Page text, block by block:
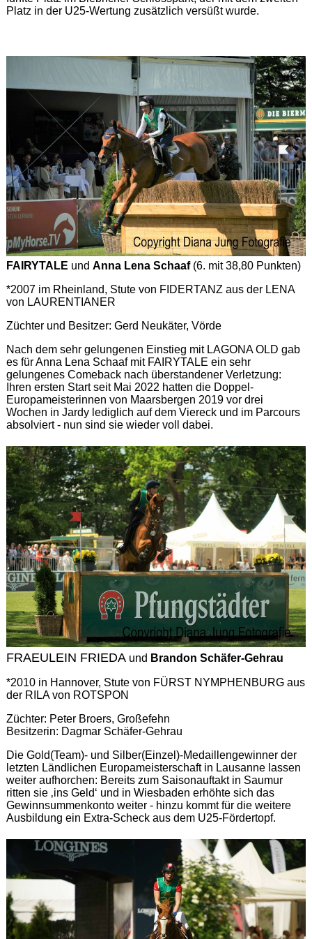
Platz in der U25-Wertung zusätzlich versüßt wurde.
FAIRYTALE und Anna Lena Schaaf(6. mit 38,80 Punkten)
*2007 im Rheinland, Stute von FIDERTANZ aus der LENA
von LAURENTIANER
Züchter und Besitzer: Gerd Neukäter, Vörde
Nach dem sehr gelungenen Einstieg mit LAGONA OLD gab
es für Anna Lena Schaaf mit FAIRYTALE ein sehr
gelungenes Comeback nach überstandener Verletzung:
Ihren ersten Start seit Mai 2022 hatten die Doppel-
Europameisterinnen von Maarsbergen 2019 vor drei
Wochen in Jardy lediglich auf dem Viereck und im Parcours
absolviert - nun sind sie wieder voll dabei.
FRAEULEIN FRIEDAund Brandon Schäfer-Gehrau
*2010 in Hannover, Stute von FÜRST NYMPHENBURG aus
der RILA von ROTSPON
Züchter: Peter Broers, Großefehn
Besitzerin: Dagmar Schäfer-Gehrau
Die Gold(Team)- und Silber(Einzel)-Medaillengewinner der
letzten Ländlichen Europameisterschaft in Lausanne lassen
weiter aufhorchen: Bereits zum Saisonauftakt in Saumur
ritten sie ‚ins Geld‘ und in Wiesbaden erhöhte sich das
Gewinnsummenkonto weiter - hinzu kommt für die weitere
Ausbildung ein Extra-Scheck aus dem U25-Fördertopf.